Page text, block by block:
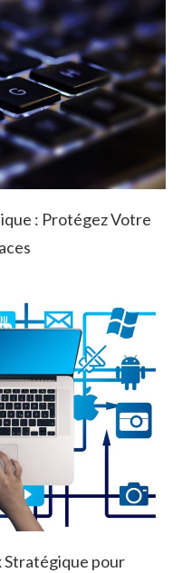
: Protégez Votre
Stratégique pour